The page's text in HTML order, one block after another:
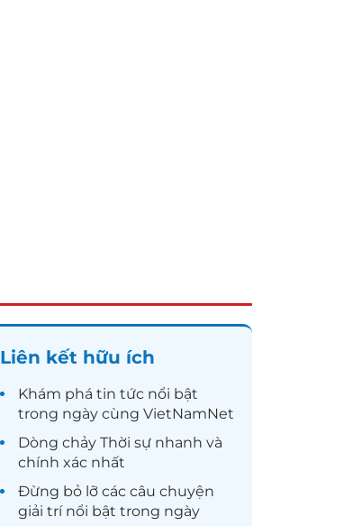
Liên kết hữu ích
Khám phá tin tức nổi bật
trong ngày cùng VietNamNet
Dòng chảy Thời sự nhanh và
chính xác nhất
Đừng bỏ lỡ các câu chuyện
giải trínổi bật trong ngày